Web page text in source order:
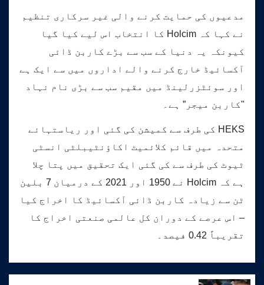
مدعیوں کی حمایت کرنے والی غیر سرکاری تنظیم
نے کہا کہ Holcim کا انتخاب اس لیے کیا گیا
کیونکہ یہ دنیا کے سب سے بڑے کاربن ڈائی
آکسائیڈ خارج کرنے والے اداروں میں سے ایک ہے
اور سوئٹزرلینڈ میں مقیم سب سے بڑی نام نہاد
"کاربن میجر” ہے۔
HEKS کی طرف سے کمیشن کی گئی اور ریاستہائے
متحدہ میں قائم کلائمیٹ اکاؤنٹیبلٹی انسٹی
ٹیوٹ کی طرف سے کی گئی ایک تحقیق میں پتا چلا
ہے کہ Holcim نے 1950 اور 2021 کے درمیان 7 بلین
ٹن سے زیادہ کاربن ڈائی آکسائیڈ کا اخراج کیا
– اس عرصے کے دوران کل عالمی صنعتی اخراج کا
تقریباً 0.42 فیصد۔